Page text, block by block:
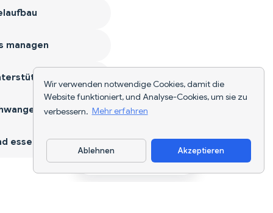
Wir verwenden notwendige Cookies, damit die
Website funktioniert, und Analyse-Cookies, um sie zu
verbessern. Mehr erfahren
Ablehnen Akzeptieren
App herunterladen
managen
essen